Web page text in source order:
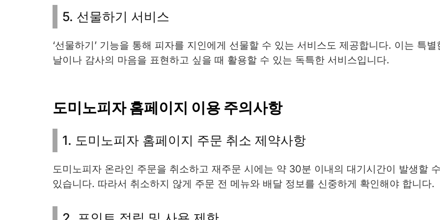
5. 선물하기 서비스
‘선물하기’ 기능을 통해 피자를 지인에게 선물할 수 있는 서비스도 제공합니다. 이는 특별
날이나 감사의 마음을 표현하고 싶을 때 활용할 수 있는 독특한 서비스입니다.
도미노피자 홈페이지 이용 주의사항
1. 도미노피자 홈페이지 주문 취소 제약사항
도미노피자 온라인 주문을 취소하고 재주문 시에는 약 30분 이내의 대기시간이 발생할
있습니다. 따라서 취소하지 않게 주문 전 메뉴와 배달 정보를 신중하게 확인해야 합니다.